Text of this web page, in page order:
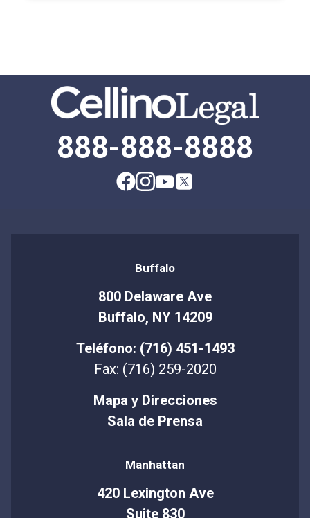
888-888-8888
Buffalo
800 Delaware Ave
Buffalo, NY 14209
Teléfono: (716) 451-1493
Fax: (716) 259-2020
Mapa y Direcciones
Sala de Prensa
Manhattan
420 Lexington Ave
Suite 830